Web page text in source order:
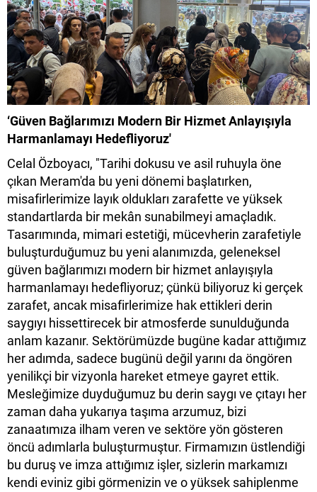
‘Güven Bağlarımızı Modern Bir Hizmet Anlayışıyla
Harmanlamayı Hedefliyoruz'
Celal Özboyacı, "Tarihi dokusu ve asil ruhuyla öne
çıkan Meram'da bu yeni dönemi başlatırken,
misafirlerimize layık oldukları zarafette ve yüksek
standartlarda bir mekân sunabilmeyi amaçladık.
Tasarımında, mimari estetiği, mücevherin zarafetiyle
buluşturduğumuz bu yeni alanımızda, geleneksel
güven bağlarımızı modern bir hizmet anlayışıyla
harmanlamayı hedefliyoruz; çünkü biliyoruz ki gerçek
zarafet, ancak misafirlerimize hak ettikleri derin
saygıyı hissettirecek bir atmosferde sunulduğunda
anlam kazanır. Sektörümüzde bugüne kadar attığımız
her adımda, sadece bugünü değil yarını da öngören
yenilikçi bir vizyonla hareket etmeye gayret ettik.
Mesleğimize duyduğumuz bu derin saygı ve çıtayı her
zaman daha yukarıya taşıma arzumuz, bizi
zanaatımıza ilham veren ve sektöre yön gösteren
öncü adımlarla buluşturmuştur. Firmamızın üstlendiği
bu duruş ve imza attığımız işler, sizlerin markamızı
kendi eviniz gibi görmenizin ve o yüksek sahiplenme